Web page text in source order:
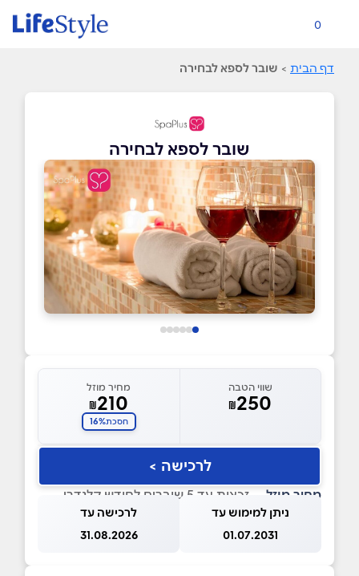
0
דף הבית > שובר לספא לבחירה
שובר לספא לבחירה
שווי הטבה
₪250
מחיר מוזל
₪210
חסכת16%
לרכישה >
מחיר מוזל — זכאות עד 5 שוברים לחודש קלנדרי
ניתן למימוש עד
01.07.2031
לרכישה עד
31.08.2026